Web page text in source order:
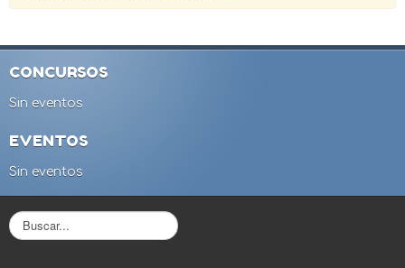
CONCURSOS
Sin eventos
EVENTOS
Sin eventos
B
u